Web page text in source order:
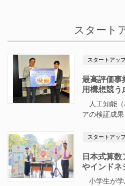
スタート
スタートアッ
最高評価
用構想競
人工知能（
アの検証成
スタートアッ
日本式算
やインド
小学生が学